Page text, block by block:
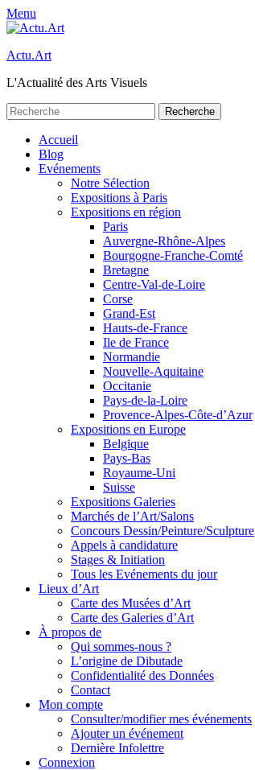
Menu
Actu.Art
L'Actualité des Arts Visuels
Recherche
pour:
Premier
menu
Aller
contenu
Accueil
Blog
Evénements
Notre Sélection
Expositions à Paris
Expositions en région
Paris
Auvergne-Rhône-Alpes
Bourgogne-Franche-Comté
Bretagne
Centre-Val-de-Loire
Corse
Grand-Est
Hauts-de-France
Ile de France
Normandie
Nouvelle-Aquitaine
Occitanie
Pays-de-la-Loire
Provence-Alpes-Côte-d’Azur
Expositions en Europe
Belgique
Pays-Bas
Royaume-Uni
Suisse
Expositions Galeries
Marchés de l’Art/Salons
Concours Dessin/Peinture/Sculpture
Appels à candidature
Stages & Initiation
Tous les Evénements du jour
Lieux d’Art
Carte des Musées d’Art
Carte des Galeries d’Art
À propos de
Qui sommes-nous ?
L’origine de Dibutade
Confidentialité des Données
Contact
Mon compte
Consulter/modifier mes événements
Ajouter un événement
Dernière Infolettre
Connexion